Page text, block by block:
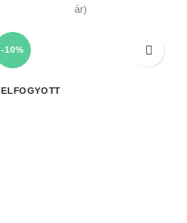
ár)
-10%
ELFOGYOTT